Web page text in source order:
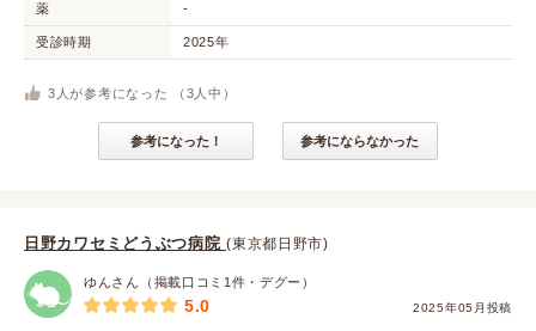
薬 -
受診時期 2025年
3 人が参考になった （ 3 人中）
参考になった！ 参考にならなかった
日野カワセミどうぶつ病院(東京都日野市)
ゆんさん（掲載口コミ1件・デグー）
2025年05月投稿
5.0